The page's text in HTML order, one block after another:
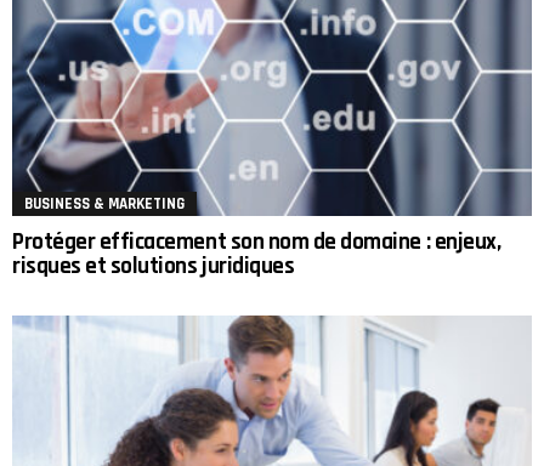
BUSINESS & MARKETING
Protéger efficacement son nom de domaine : enjeux,
risques et solutions juridiques